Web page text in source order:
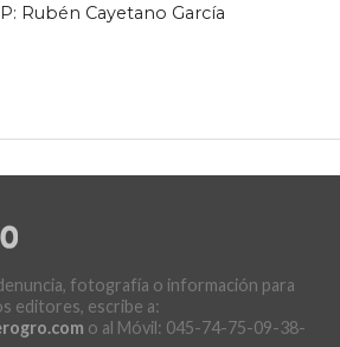
Rubén Cayetano García
fotografía o información para
editores, escribe a:
o al Móvil: 045-74-75-09-38-